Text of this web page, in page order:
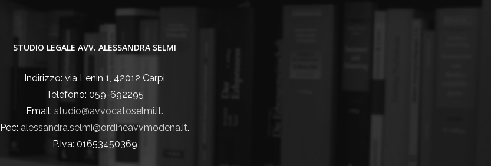
STUDIO LEGALE AVV. ALESSANDRA SELMI
Indirizzo: via Lenin 1, 42012 Carpi
Telefono: 059-692295
Email:studio@avvocatoselmi.it.
Pec: alessandra.selmi@ordineavvmodena.it.
P.Iva: 01653450369